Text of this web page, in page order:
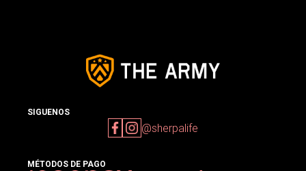
SIGUENOS
@sherpalife
MÉTODOS DE PAGO